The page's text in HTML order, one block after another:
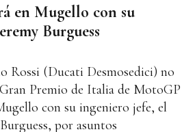
en Mugello con su
Burguess
Rossi (Ducati Desmosedici) no
Premio de Italia de MotoGP
con su ingeniero jefe, el
por asuntos